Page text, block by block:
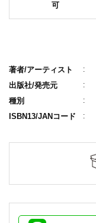
可
著者/アーティスト
出版社/発売元
種別
ISBN13/JANコード